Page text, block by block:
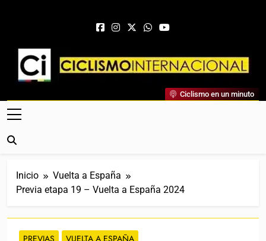
Ciclismo Internacional
Web Dedicada Al Ciclismo Mundial. Entrevistas, Análisis,
Crónicas, Previas Y Más. La Web Ciclista De Referencia.
Ciclismo en un minuto
Inicio
Vuelta a España
Previa etapa 19 – Vuelta a España 2024